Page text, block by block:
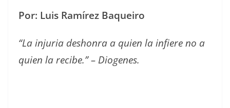
Por: Luis Ramírez Baqueiro
“La injuria deshonra a quien la infiere no a
quien la recibe.” – Diogenes.